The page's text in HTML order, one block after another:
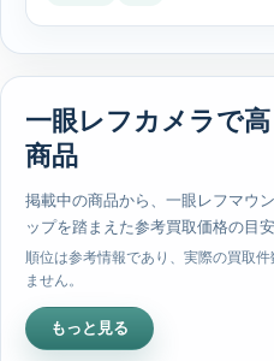
一眼レフカメラで
商品
掲載中の商品から、一眼レフマウ
ップを踏まえた参考買取価格の目
順位は参考情報であり、実際の買取
ません。
もっと見る